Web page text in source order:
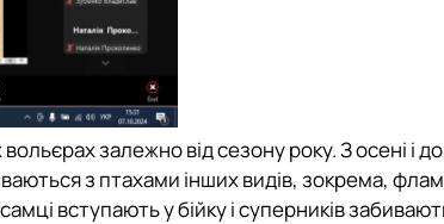
залежно від сезону року. З осені і до
з птахами інших видів, зокрема,
вступають у бійку і суперників